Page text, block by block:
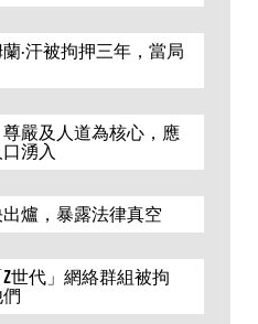
·汗被拘押三年，當局
嚴及人道為核心，應
湧入
爐，暴露法律真空
世代」網絡群組被拘